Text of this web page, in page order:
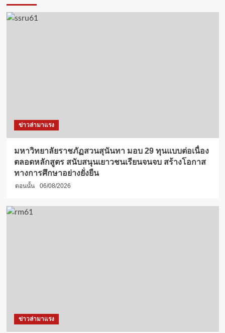
ข่าวล่ามาแรง
มหาวิทยาลัยราชภัฏสวนสุนันทา มอบ 29 ทุนแบบต่อเนื่อง
ตลอดหลักสูตร สนับสนุนเยาวชนเรียนจนจบ สร้างโอกาส
ทางการศึกษาอย่างยั่งยืน
ตอนนั้น 06/08/2026
ข่าวล่ามาแรง